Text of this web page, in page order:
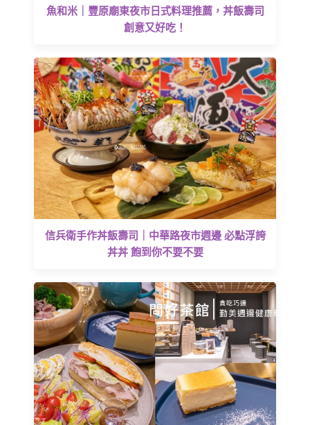
魚和米｜豐原廟東夜市日式料理推薦，丼飯壽司
創意又好吃！
信兵衛手作丼飯壽司｜中華路夜市週邊 必點浮誇
丼丼 飽到你不要不要